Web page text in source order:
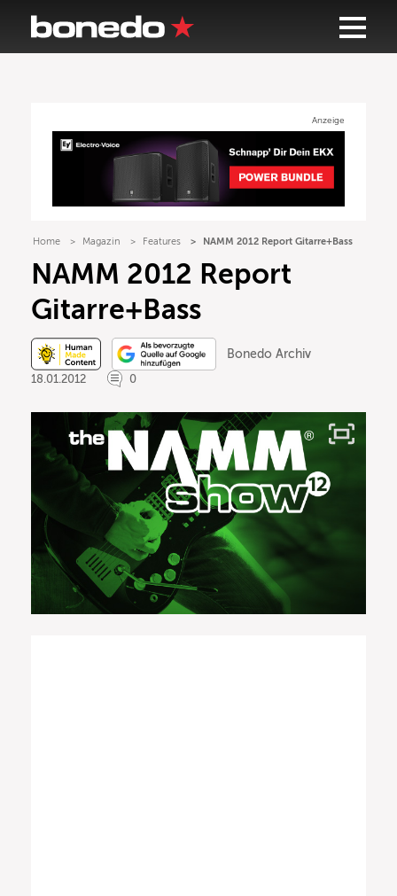
Anzeige
Home Magazin Features NAMM 2012 Report Gitarre+Bass
NAMM 2012 Report
Gitarre+Bass
Bonedo Archiv
18.01.2012
0